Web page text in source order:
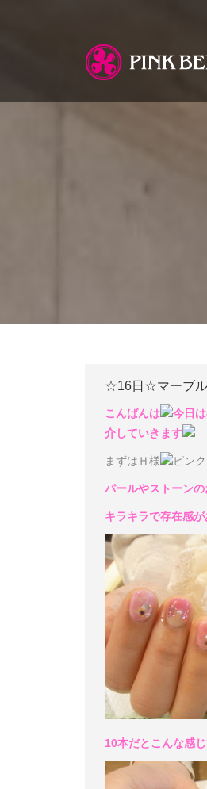
☆16日☆マーブ
こんばんは
今日
介していきます
まずはＨ様 ピン
パールやストーン
キラキラで存在感
10本だとこんな感じ